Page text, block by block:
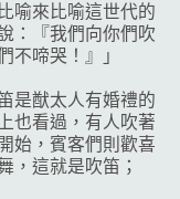
喻來比喻這世代的
：『我們向你們吹
不啼哭！』」
是猷太人有婚禮的
也看過，有人吹著
始，賓客們則歡喜
，這就是吹笛；